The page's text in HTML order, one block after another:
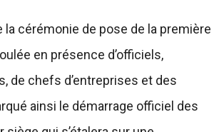
la cérémonie de pose de la première
en présence d’officiels,
de chefs d’entreprises et des
ainsi le démarrage officiel des